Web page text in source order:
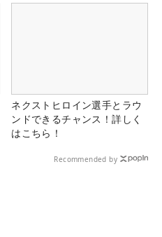
ネクストヒロイン選手とラウ
ンドできるチャンス！詳しく
はこちら！
Recommended by